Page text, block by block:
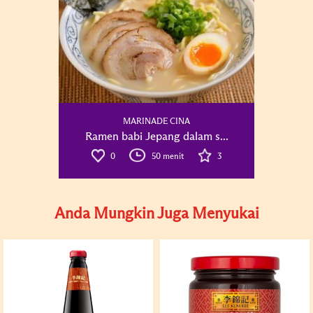
MARINADE CINA
Ramen babi Jepang dalam s...
0 50 menit 3
Anda Mungkin Juga Menyukai